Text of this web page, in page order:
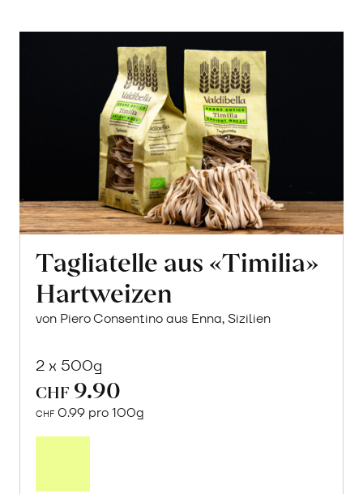
Tagliatelle aus «Timilia»
Hartweizen
von Piero Consentino aus Enna, Sizilien
2 x 500g
CHF 9.90
CHF 0.99 pro 100g